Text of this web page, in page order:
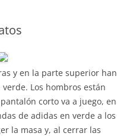
y en la parte superior han
Los hombros están
corto va a juego, en
de adidas en verde a los
la masa y, al cerrar las